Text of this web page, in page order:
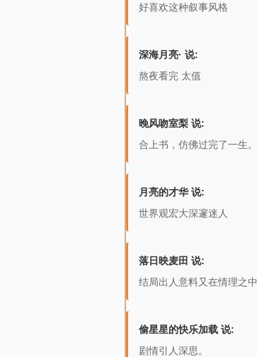
好喜欢这种叙事风格
深海月亮· 说:
熬夜看完 太值
晚风吻室梨 说:
合上书，仿佛过完了一生。
月亮的才华 说:
世界观宏大深邃迷人
落日映麦田 说:
结局出人意料又在情理之中
偷星星的快乐加载 说:
剧情引人深思。